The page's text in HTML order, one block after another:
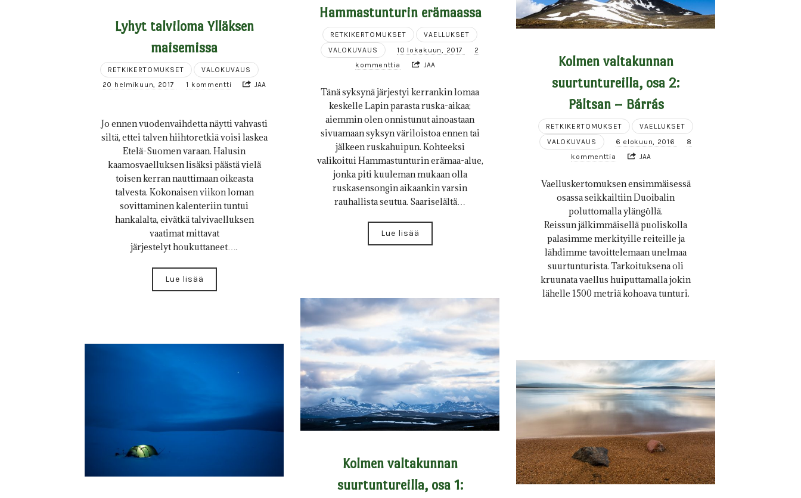
Hammastunturin erämaassa
RETKIKERTOMUKSET
VAELLUKSET
VALOKUVAUS
10 lokakuun, 2017
2
kommenttia
JAA
Tänä syksynä järjestyi kerrankin lomaa
keskelle Lapin parasta ruska-aikaa;
aiemmin olen onnistunut ainoastaan
sivuamaan syksyn väriloistoa ennen tai
jälkeen ruskahuipun. Kohteeksi
valikoitui Hammastunturin erämaa-alue,
jonka piti kuuleman mukaan olla
ruskasensongin aikaankin varsin
rauhallista seutua. Saariselältä…
Lue lisää
Lyhyt talviloma Ylläksen
maisemissa
RETKIKERTOMUKSET
VALOKUVAUS
20 helmikuun, 2017
1 kommentti JAA
Jo ennen vuodenvaihdetta näytti vahvasti
siltä, ettei talven hiihtoretkiä voisi laskea
Etelä-Suomen varaan. Halusin
kaamosvaelluksen lisäksi päästä vielä
toisen kerran nauttimaan oikeasta
talvesta. Kokonaisen viikon loman
sovittaminen kalenteriin tuntui
hankalalta, eivätkä talvivaelluksen
vaatimat mittavat
järjestelyt houkuttaneet….
Lue lisää
Kolmen valtakunnan
suurtuntureilla, osa 2:
Pältsan – Bárrás
RETKIKERTOMUKSET
VAELLUKSET
VALOKUVAUS
6 elokuun, 2016
8
kommenttia
JAA
Vaelluskertomuksen ensimmäisessä
osassa seikkailtiin Duoibalin
poluttomalla ylängöllä.
Reissun jälkimmäisellä puoliskolla
palasimme merkityille reiteille ja
lähdimme tavoittelemaan unelmaa
suurtunturista. Tarkoituksena oli
kruunata vaellus huiputtamalla jokin
lähelle 1500 metriä kohoava tunturi.
Kolmen valtakunnan
suurtuntureilla, osa 1: